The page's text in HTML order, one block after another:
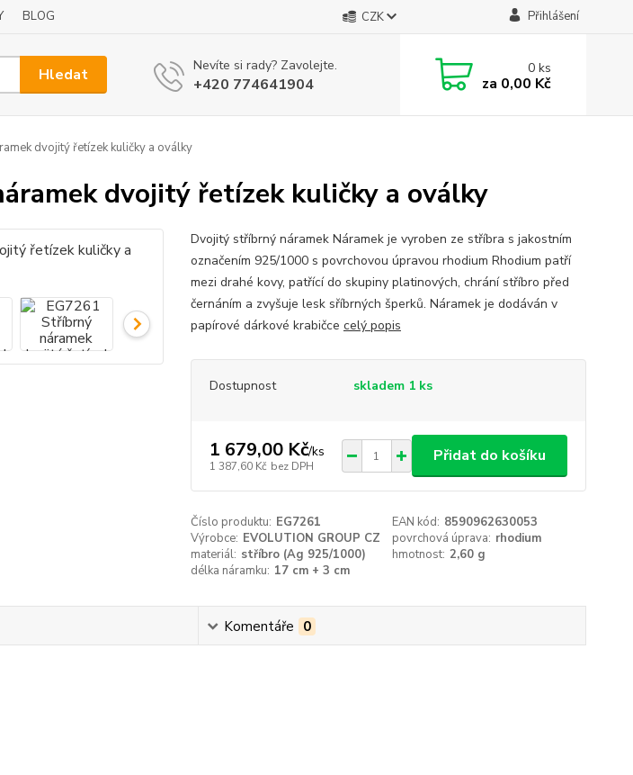
BLOG CZK Přihlášení
Hledat Nevíte si rady? Zavolejte.
+420 774641904
0ks
za 0,00 Kč
dvojitý řetízek kuličky a oválky
dvojitý řetízek kuličky a oválky
Dvojitý stříbrný náramek Náramek je vyroben ze stříbra s jakostním
označením 925/1000 s povrchovou úpravou rhodium Rhodium patří
mezi drahé kovy, patřící do skupiny platinových, chrání stříbro před
černáním a zvyšuje lesk sříbrných šperků. Náramek je dodáván v
papírové dárkové krabičce celý popis
Dostupnost skladem 1 ks
1 679,00 Kč/ks
1 387,60 Kč bez DPH
Přidat do košíku
Číslo produktu: EG7261 EAN kód: 8590962630053
Výrobce: EVOLUTION GROUP CZ povrchová úprava: rhodium
materiál: stříbro (Ag 925/1000) hmotnost: 2,60 g
délka náramku: 17 cm + 3 cm
Komentáře 0